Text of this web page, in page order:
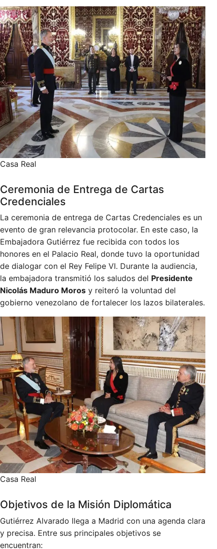
Casa Real
Ceremonia de Entrega de Cartas
Credenciales
La ceremonia de entrega de Cartas Credenciales es un
evento de gran relevancia protocolar. En este caso, la
Embajadora Gutiérrez fue recibida con todos los
honores en el Palacio Real, donde tuvo la oportunidad
de dialogar con el Rey Felipe VI. Durante la audiencia,
la embajadora transmitió los saludos del Presidente
Nicolás Maduro Moros y reiteró la voluntad del
gobierno venezolano de fortalecer los lazos bilaterales.
Casa Real
Objetivos de la Misión Diplomática
Gutiérrez Alvarado llega a Madrid con una agenda clara
y precisa. Entre sus principales objetivos se
encuentran: